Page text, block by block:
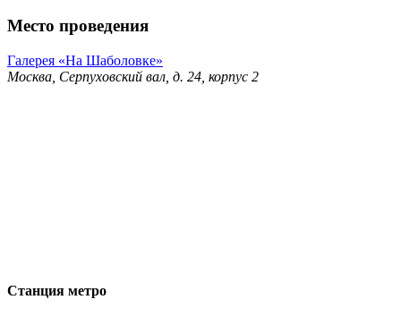
Место проведения
Галерея «На Шаболовке»
Москва, Серпуховский вал, д. 24, корпус 2
Станция метро